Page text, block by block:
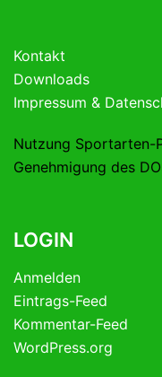
Kontakt
Downloads
Impressum &
Nutzung Sportarten-
Genehmigung des
LOGIN
Anmelden
Eintrags-Feed
Kommentar-Feed
WordPress.org